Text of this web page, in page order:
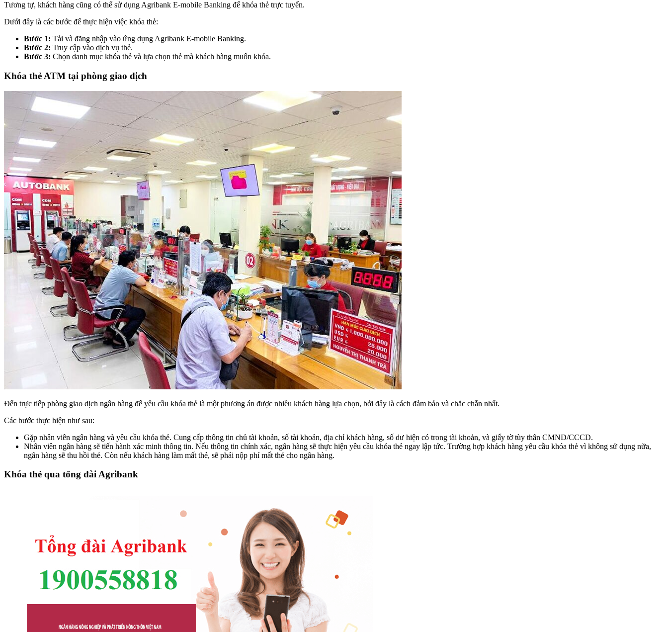
Tương tự, khách hàng cũng có thể sử dụng Agribank E-mobile Banking để khóa thẻ trực tuyến.
Dưới đây là các bước để thực hiện việc khóa thẻ:
Bước 1: Tải và đăng nhập vào ứng dụng Agribank E-mobile Banking.
Bước 2: Truy cập vào dịch vụ thẻ.
Bước 3: Chọn danh mục khóa thẻ và lựa chọn thẻ mà khách hàng muốn khóa.
Khóa thẻ ATM tại phòng giao dịch
Đến trực tiếp phòng giao dịch ngân hàng để yêu cầu khóa thẻ là một phương án được nhiều khách hàng lựa chọn, bởi đây là cách đảm bảo và chắc chắn nhất.
Các bước thực hiện như sau:
Gặp nhân viên ngân hàng và yêu cầu khóa thẻ. Cung cấp thông tin chủ tài khoản, số tài khoản, địa chỉ khách hàng, số dư hiện có trong tài khoản, và giấy tờ tùy thân CMND/CCCD.
Nhân viên ngân hàng sẽ tiến hành xác minh thông tin. Nếu thông tin chính xác, ngân hàng sẽ thực hiện yêu cầu khóa thẻ ngay lập tức. Trường hợp khách hàng yêu cầu khóa thẻ vì không sử dụng nữa,
ngân hàng sẽ thu hồi thẻ. Còn nếu khách hàng làm mất thẻ, sẽ phải nộp phí mất thẻ cho ngân hàng.
Khóa thẻ qua tổng đài Agribank